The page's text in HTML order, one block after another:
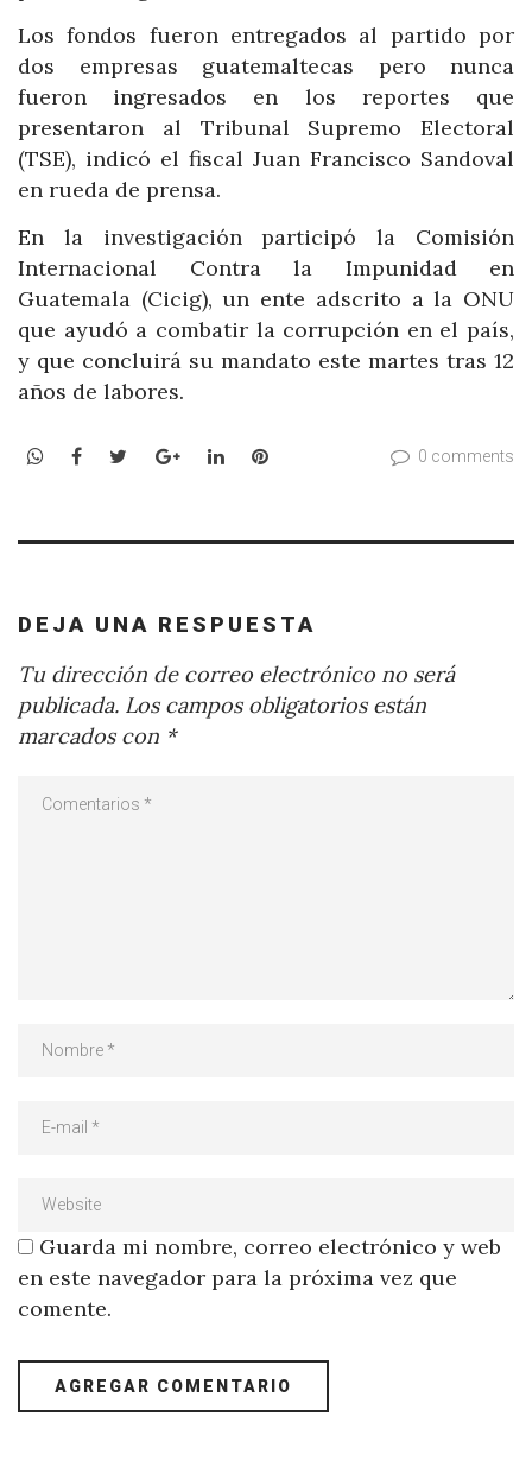
Los fondos fueron entregados al partido por
dos empresas guatemaltecas pero nunca
fueron ingresados en los reportes que
presentaron al Tribunal Supremo Electoral
(TSE), indicó el fiscal Juan Francisco Sandoval
en rueda de prensa.
En la investigación participó la Comisión
Internacional Contra la Impunidad en
Guatemala (Cicig), un ente adscrito a la ONU
que ayudó a combatir la corrupción en el país,
y que concluirá su mandato este martes tras 12
años de labores.
WhatsApp
Facebook
TwitterGoogle+LinkedInPinterest 0 comments
DEJA UNA RESPUESTA
Tu dirección de correo electrónico no será
publicada. Los campos obligatorios están
marcados con *
Guarda mi nombre, correo electrónico y web
en este navegador para la próxima vez que
comente.